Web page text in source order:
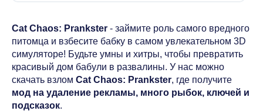
Cat Chaos: Prankster - займите роль самого вредного
питомца и взбесите бабку в самом увлекательном 3D
симуляторе! Будьте умны и хитры, чтобы превратить
красивый дом бабули в развалины. У нас можно
скачать взлом Cat Chaos: Prankster, где получите
мод на удаление рекламы, много рыбок, ключей и
подсказок.